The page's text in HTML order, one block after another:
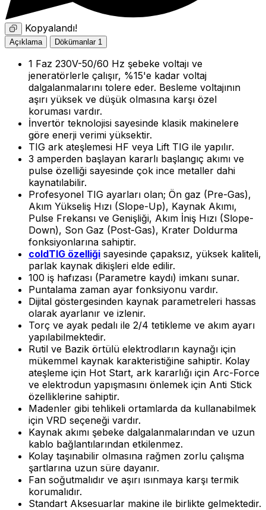
Kopyalandı!
Açıklama Dökümanlar 1
1 Faz 230V-50/60 Hz şebeke voltajı ve
jeneratörlerle çalışır, %15'e kadar voltaj
dalgalanmalarını tolere eder. Besleme voltajının
aşırı yüksek ve düşük olmasına karşı özel
koruması vardır.
İnvertör teknolojisi sayesinde klasik makinelere
göre enerji verimi yüksektir.
TIG ark ateşlemesi HF veya Lift TIG ile yapılır.
3 amperden başlayan kararlı başlangıç akımı ve
pulse özelliği sayesinde çok ince metaller dahi
kaynatılabilir.
Profesyonel TIG ayarları olan; Ön gaz (Pre-Gas),
Akım Yükseliş Hızı (Slope-Up), Kaynak Akımı,
Pulse Frekansı ve Genişliği, Akım İniş Hızı (Slope-
Down), Son Gaz (Post-Gas), Krater Doldurma
fonksiyonlarına sahiptir.
coldTIG özelliği sayesinde çapaksız, yüksek kaliteli,
parlak kaynak dikişleri elde edilir.
100 iş hafızası (Parametre kaydı) imkanı sunar.
Puntalama zaman ayar fonksiyonu vardır.
Dijital göstergesinden kaynak parametreleri hassas
olarak ayarlanır ve izlenir.
Torç ve ayak pedalı ile 2/4 tetikleme ve akım ayarı
yapılabilmektedir.
Rutil ve Bazik örtülü elektrodların kaynağı için
mükemmel kaynak karakteristiğine sahiptir. Kolay
ateşleme için Hot Start, ark kararlığı için Arc-Force
ve elektrodun yapışmasını önlemek için Anti Stick
özelliklerine sahiptir.
Madenler gibi tehlikeli ortamlarda da kullanabilmek
için VRD seçeneği vardır.
Kaynak akımı şebeke dalgalanmalarından ve uzun
kablo bağlantılarından etkilenmez.
Kolay taşınabilir olmasına rağmen zorlu çalışma
şartlarına uzun süre dayanır.
Fan soğutmalıdır ve aşırı ısınmaya karşı termik
korumalıdır.
Standart Aksesuarlar makine ile birlikte gelmektedir.